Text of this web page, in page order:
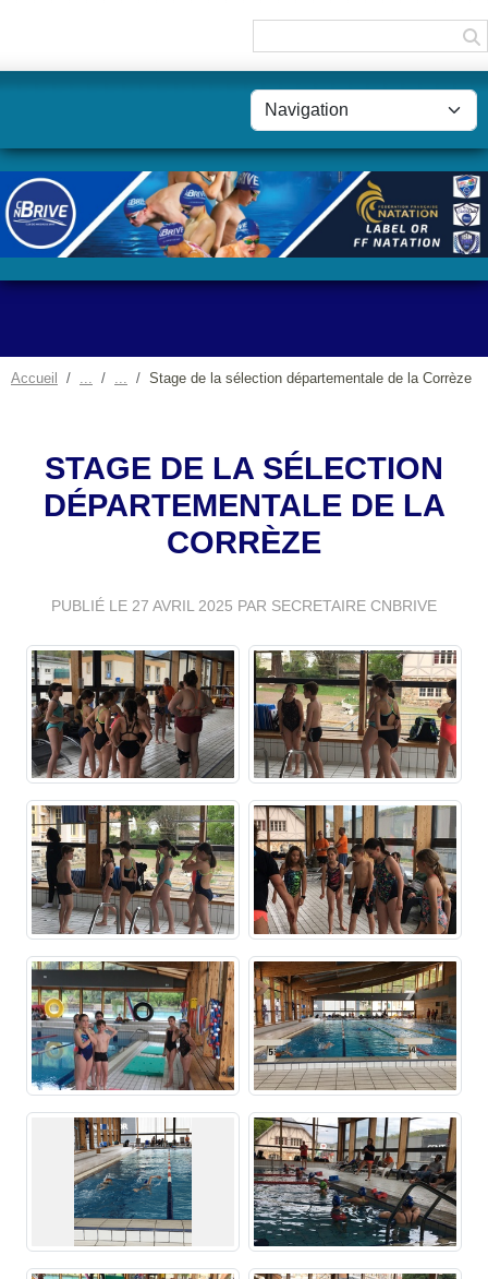
Accueil Stage de la sélection départementale de la Corrèze
STAGE DE LA SÉLECTION
DÉPARTEMENTALE DE LA
CORRÈZE
PUBLIÉ LE 27 AVRIL 2025 PAR SECRETAIRE CNBRIVE